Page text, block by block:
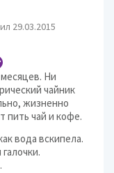
29.03.2015
Ни
чайник
жизненно
пить чай и кофе.
вода вскипела.